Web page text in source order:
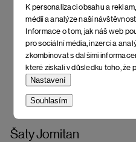
K personalizaci obsahu a
médií a analýze naší
Informace o tom, jak náš web
pro sociální média, inzerci a
zkombinovat s dalšími
které získali v důsledku toho, že
Nastavení
Souhlasím
Šaty Jomitan